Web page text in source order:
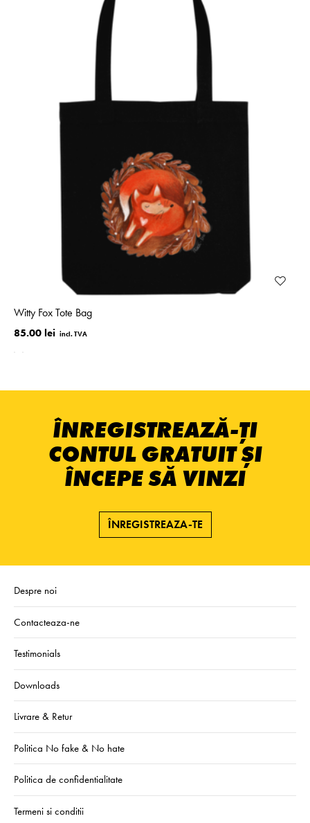
Witty Fox Tote Bag
85.00 lei
ÎNREGISTREAZĂ-ȚI
CONTUL GRATUIT ȘI
ÎNCEPE SĂ VINZI
ÎNREGISTREAZA-TE
Despre noi
Contacteaza-ne
Testimonials
Downloads
Livrare & Retur
Politica No fake & No hate
Politica de confidentialitate
Termeni si conditii